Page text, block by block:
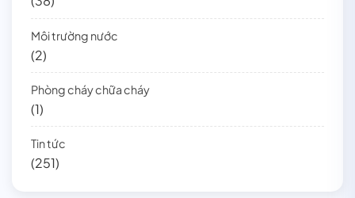
Môi trường nước
(2)
Phòng cháy chữa cháy
(1)
Tin tức
(251)